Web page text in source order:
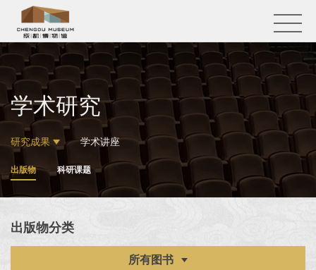
学术研究
研究成果 学术讲座
出版物 科研课题
出版物分类
所有图书